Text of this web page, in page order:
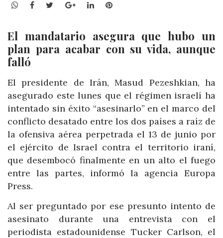
WhatsApp
Facebook
TwitterGoogle+LinkedInPinterest
El mandatario asegura que hubo un
plan para acabar con su vida, aunque
falló
El presidente de Irán, Masud Pezeshkian, ha
asegurado este lunes que el régimen israelí ha
intentado sin éxito “asesinarlo” en el marco del
conflicto desatado entre los dos países a raíz de
la ofensiva aérea perpetrada el 13 de junio por
el ejército de Israel contra el territorio iraní,
que desembocó finalmente en un alto el fuego
entre las partes, informó la agencia Europa
Press.
Al ser preguntado por ese presunto intento de
asesinato durante una entrevista con el
periodista estadounidense Tucker Carlson, el